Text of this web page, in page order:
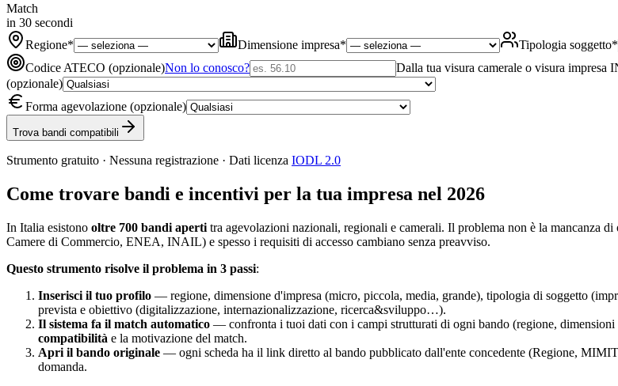
Match
in 30 secondi
Regione* Dimensione impresa* Tipologia soggetto*
Codice ATECO (opzionale)Non lo conosco? Dalla tua visura camerale o visura impresa
(opzionale)
Forma agevolazione (opzionale)
Trova bandi compatibili
Strumento gratuito · Nessuna registrazione · Dati licenza IODL 2.0
Come trovare bandi e incentivi per la tua impresa nel 2026
In Italia esistono oltre 700 bandi aperti tra agevolazioni nazionali, regionali e camerali. Il problema non è la
Camere di Commercio, ENEA, INAIL) e spesso i requisiti di accesso cambiano senza preavviso.
Questo strumento risolve il problema in 3 passi:
Inserisci il tuo profilo — regione, dimensione d'impresa (micro, piccola, media, grande), tipologia di soggetto
prevista e obiettivo (digitalizzazione, internazionalizzazione, ricerca&sviluppo…).
Il sistema fa il match automatico — confronta i tuoi dati con i campi strutturati di ogni bando (regione,
compatibilità e la motivazione del match.
Apri il bando originale — ogni scheda ha il link diretto al bando pubblicato dall'ente concedente (Regione,
domanda.